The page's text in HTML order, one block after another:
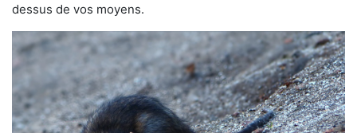
dessus de vos moyens.